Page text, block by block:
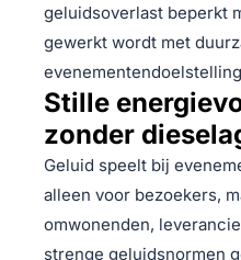
geluidsoverlast beperkt
gewerkt wordt met
Stille
zonder
Geluid speelt bij
alleen voor bezoekers,
omwonenden,
strenge geluidsnormen